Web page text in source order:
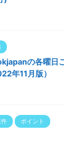
の各曜日
年11月版）
ポイント